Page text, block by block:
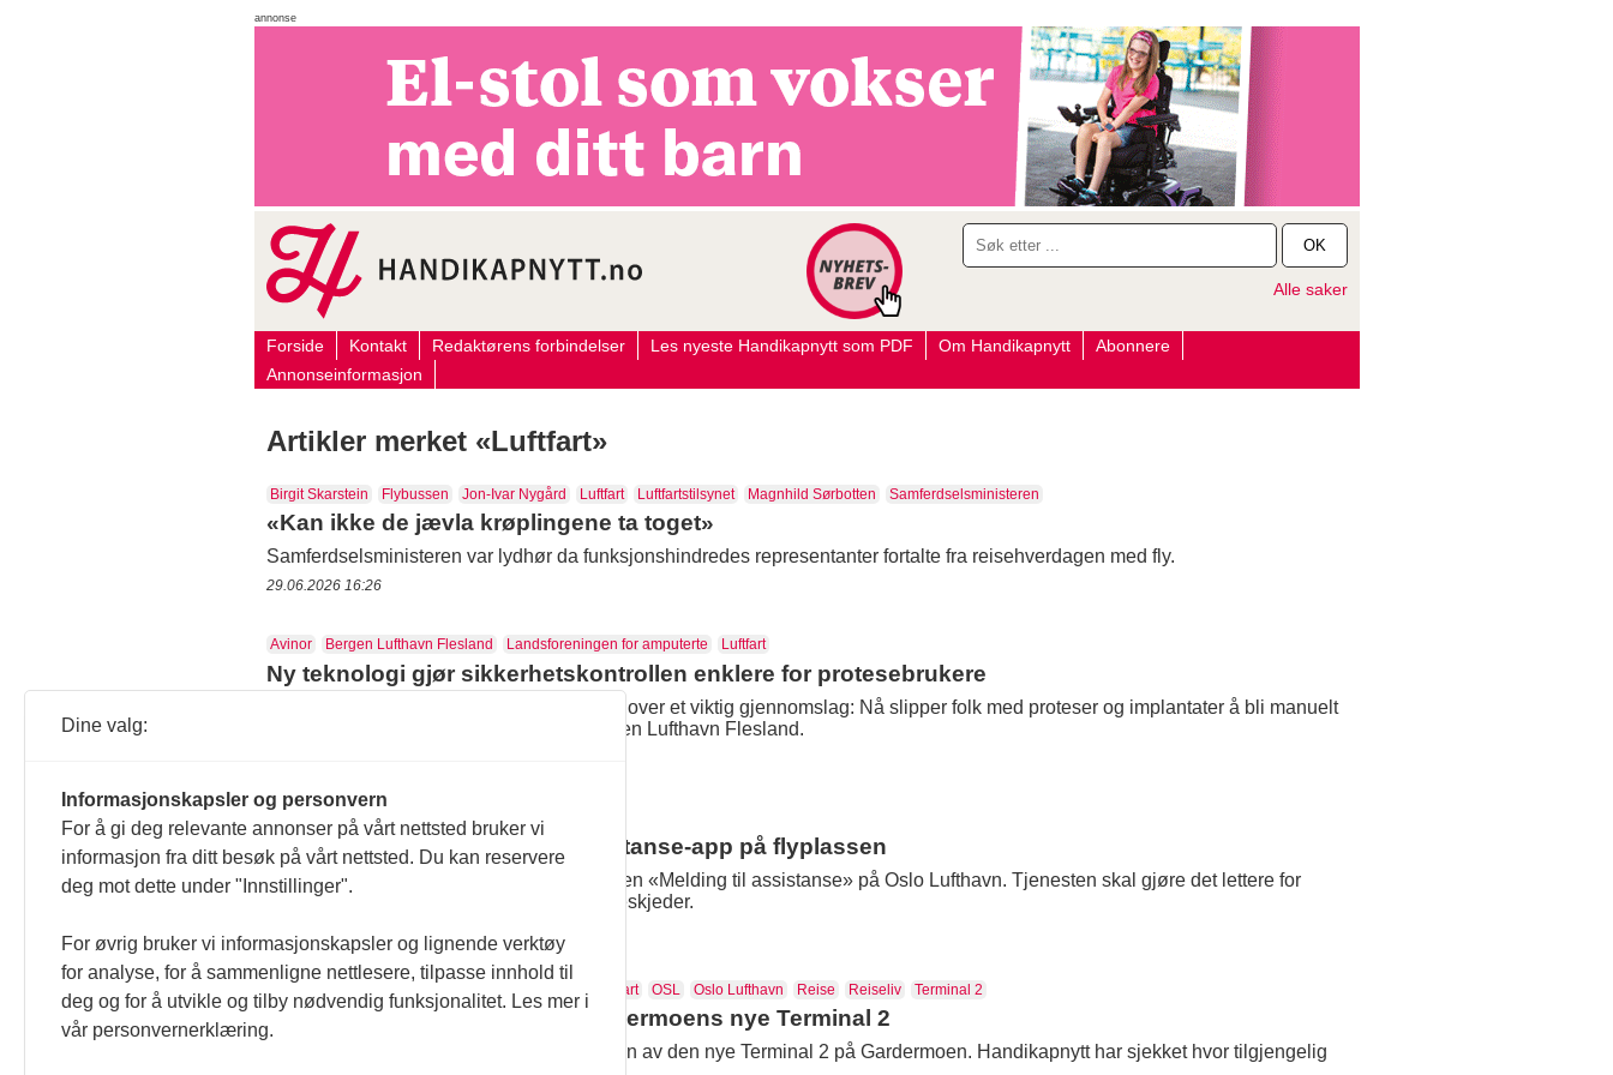
annonse
OK
Alle saker
Forside Kontakt Redaktørens forbindelser Les nyeste Handikapnytt som PDF Om Handikapnytt
Abonnere
Annonseinformasjon
Artikler merket «Luftfart»
Birgit Skarstein Flybussen Jon-Ivar Nygård Luftfart Luftfartstilsynet Magnhild Sørbotten Samferdselsministeren
«Kan ikke de jævla krøplingene ta toget»
Samferdselsministeren var lydhør da funksjonshindredes representanter fortalte fra reisehverdagen med fly.
29.06.2026 16:26
Avinor Bergen Lufthavn Flesland Landsforeningen for amputerte Luftfart
Ny teknologi gjør sikkerhetskontrollen enklere for protesebrukere
Landsforeningen for Amputerte gleder seg over et viktig gjennomslag: Nå slipper folk med proteser og implantater å bli manuelt
kroppsvisitert når de skal ut og fly fra Bergen Lufthavn Flesland.
OSL Oslo Lufthavn
Ønsker flere brukere av ny assistanse-app på flyplassen
Avinor ønsker flere brukere av app-tjenesten «Melding til assistanse» på Oslo Lufthavn. Tjenesten skal gjøre det lettere for
reisende som har bestilt assistanse å gi beskjeder.
Luftfart OSL Oslo Lufthavn Reise Reiseliv Terminal 2
Så bra er tilgjengeligheten i Gardermoens nye Terminal 2
Torsdag 27. april var den offisielle åpningen av den nye Terminal 2 på Gardermoen. Handikapnytt har sjekket hvor tilgjengelig
Dine valg:
Informasjonskapsler og personvern
For å gi deg relevante annonser på vårt nettsted bruker vi
informasjon fra ditt besøk på vårt nettsted. Du kan reservere
deg mot dette under "Innstillinger".
For øvrig bruker vi informasjonskapsler og lignende verktøy
for analyse, for å sammenligne nettlesere, tilpasse innhold til
deg og for å utvikle og tilby nødvendig funksjonalitet. Les mer i
vår personvernerklæring.